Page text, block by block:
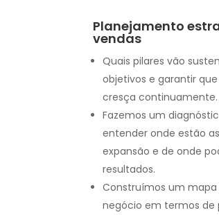
Planejamento
vendas
Quais pilares vão
objetivos e garantir
cresça continuamente.
Fazemos um
entender onde estão
expansão e de onde
resultados.
Construímos um mapa
negócio em termos de